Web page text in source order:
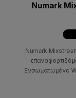
Numark
Numark
Ενσωματωμένο